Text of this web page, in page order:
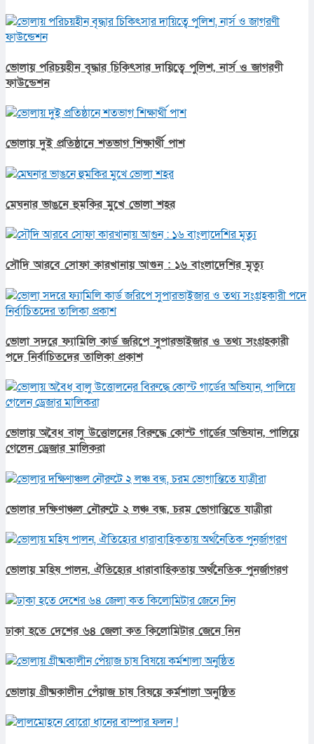
ভোলায় পরিচয়হীন বৃদ্ধার চিকিৎসার দায়িত্বে পুলিশ, নার্স ও জাগরণী
ফাউন্ডেশন
ভোলায় দুই প্রতিষ্ঠানে শতভাগ শিক্ষার্থী পাশ
মেঘনার ভাঙনে হুমকির মুখে ভোলা শহর
সৌদি আরবে সোফা কারখানায় আগুন : ১৬ বাংলাদেশির মৃত্যু
ভোলা সদরে ফ্যামিলি কার্ড জরিপে সুপারভাইজার ও তথ্য সংগ্রহকারী
পদে নির্বাচিতদের তালিকা প্রকাশ
ভোলায় অবৈধ বালু উত্তোলনের বিরুদ্ধে কোস্ট গার্ডের অভিযান, পালিয়ে
গেলেন ড্রেজার মালিকরা
ভোলার দক্ষিণাঞ্চল নৌরুটে ২ লঞ্চ বন্ধ, চরম ভোগান্তিতে যাত্রীরা
ভোলায় মহিষ পালন, ঐতিহ্যের ধারাবাহিকতায় অর্থনৈতিক পুনর্জাগরণ
ঢাকা হতে দেশের ৬৪ জেলা কত কিলোমিটার জেনে নিন
ভোলায় গ্রীষ্মকালীন পেঁয়াজ চাষ বিষয়ে কর্মশালা অনুষ্ঠিত